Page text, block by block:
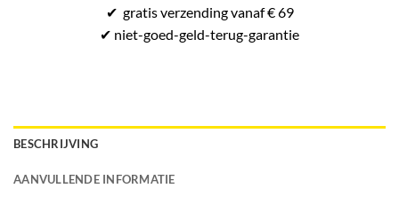
✔ gratisverzending vanaf € 69
✔ niet-goed-geld-terug-garantie
BESCHRIJVING
AANVULLENDE INFORMATIE